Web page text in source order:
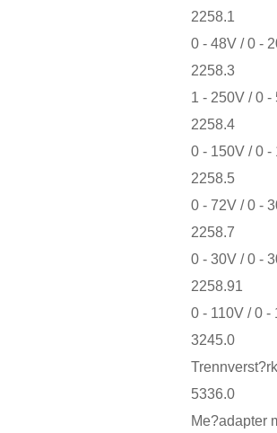
2258.1
0 - 48V / 0 -
2258.3
1 - 250V / 0 -
2258.4
0 - 150V / 0 -
2258.5
0 - 72V / 0 -
2258.7
0 - 30V / 0 -
2258.91
0 - 110V / 0 -
3245.0
5336.0
Me?adapter